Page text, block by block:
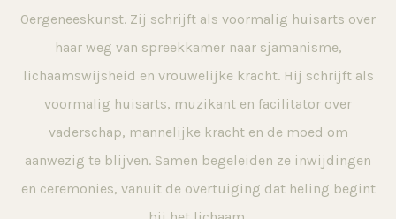
Oergeneeskunst. Zij schrijft als voormalig huisarts over
haar weg van spreekkamer naar sjamanisme,
lichaamswijsheid en vrouwelijke kracht. Hij schrijft als
voormalig huisarts, muzikant en facilitator over
vaderschap, mannelijke kracht en de moed om
aanwezig te blijven. Samen begeleiden ze inwijdingen
en ceremonies, vanuit de overtuiging dat heling begint